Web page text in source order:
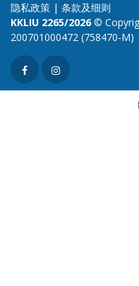
隐私政策 | 条款及细则
KKLIU 2265/2026©
200701000472 (758470-M)